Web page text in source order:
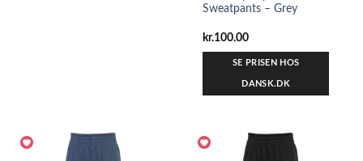
Sweatpants – Grey
kr.100.00
SE PRISEN HOS
DANSK.DK